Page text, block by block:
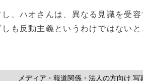
、ハオさんは、異なる見識を受容
も反動主義というわけではない
メディア・報道関係・法人の方向け